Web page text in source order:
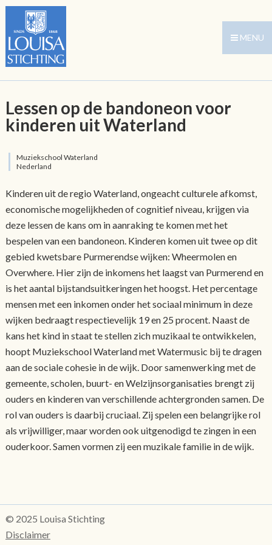
MENU
Lessen op de bandoneon voor
kinderen uit Waterland
Muziekschool Waterland
Nederland
Kinderen uit de regio Waterland, ongeacht culturele afkomst,
economische mogelijkheden of cognitief niveau, krijgen via
deze lessen de kans om in aanraking te komen met het
bespelen van een bandoneon. Kinderen komen uit twee op dit
gebied kwetsbare Purmerendse wijken: Wheermolen en
Overwhere. Hier zijn de inkomens het laagst van Purmerend en
is het aantal bijstandsuitkeringen het hoogst. Het percentage
mensen met een inkomen onder het sociaal minimum in deze
wijken bedraagt respectievelijk 19 en 25 procent. Naast de
kans het kind in staat te stellen zich muzikaal te ontwikkelen,
hoopt Muziekschool Waterland met Watermusic bij te dragen
aan de sociale cohesie in de wijk. Door samenwerking met de
gemeente, scholen, buurt- en Welzijnsorganisaties brengt zij
ouders en kinderen van verschillende achtergronden samen. De
rol van ouders is daarbij cruciaal. Zij spelen een belangrijke rol
als vrijwilliger, maar worden ook uitgenodigd te zingen in een
ouderkoor. Samen vormen zij een muzikale familie in de wijk.
© 2025 Louisa Stichting
Disclaimer